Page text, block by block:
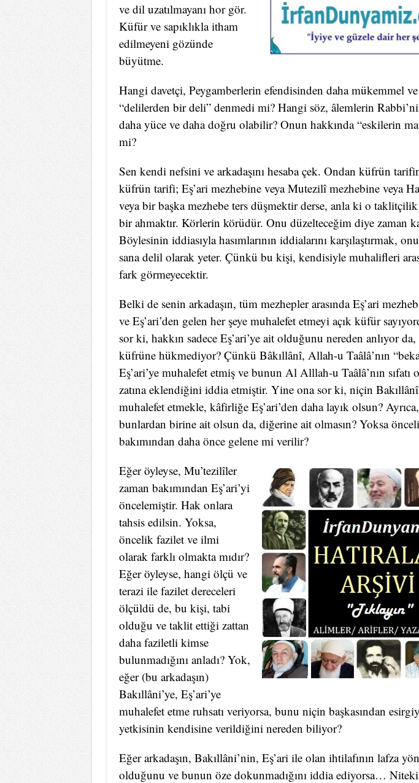
ve dil uzatılmayanı hor gör.
Küfür ve sapıklıkla itham
edilmeyeni gözünde
büyütme.
Hangi davetçi, Peygamberlerin efendisinden daha mükemmel
“delilerden bir deli” denmedi mi? Hangi söz, âlemlerin
daha yüce ve daha doğru olabilir? Onun hakkında “eskilerin
mi?
Sen kendi nefsini ve arkadaşını hesaba çek. Ondan küfrün
küfrün tarifi; Eş’ari mezhebine veya Mutezilî mezhebine veya
veya bir başka mezhebe ters düşmektir derse, anla ki o taklitçilik
bir ahmaktır. Körlerin körüdür. Onu düzelteceğim diye zaman
Böylesinin iddiasıyla hasımlarının iddialarını karşılaştırmak,
sana delil olarak yeter. Çünkü bu kişi, kendisiyle muhalifleri
fark görmeyecektir.
Belki de senin arkadaşın, tüm mezhepler arasında Eş’ari
ve Eş’ari’den gelen her şeye muhalefet etmeyi açık küfür
sor ki, hakkın sadece Eş’ari’ye ait olduğunu nereden anlıyor
küfrüne hükmediyor? Çünkü Bâkıllânî, Allah-u Taâlâ’nın
Eş’ari’ye muhalefet etmiş ve bunun Al Alllah-u Taâlâ’nın sıfatı
zatına eklendiğini iddia etmiştir. Yine ona sor ki, niçin Bakıllânî,
muhalefet etmekle, kâfirliğe Eş’ari’den daha layık olsun?
bunlardan birine ait olsun da, diğerine ait olmasın? Yoksa
bakımından daha önce gelene mi verilir?
Eğer öyleyse, Mu’tezilîler
zaman bakımından Eş’ari’yi
öncelemiştir. Hak onlara
tahsis edilsin. Yoksa,
öncelik fazilet ve ilmi
olarak farklı olmakta mıdır?
Eğer öyleyse, hangi ölçü ve
terazi ile fazilet dereceleri
ölçüldü de, bu kişi, tabi
olduğu ve taklit ettiği zattan
daha faziletli kimse
bulunmadığını anladı? Yok,
eğer (bu arkadaşın)
Bakıllâni’ye, Eş’ari’ye
muhalefet etme ruhsatı veriyorsa, bunu niçin başkasından
yetkisinin kendisine verildiğini nereden biliyor?
Eğer arkadaşın, Bakıllâni’nin, Eş’ari ile olan ihtilafının lafza
olduğunu ve bunun öze dokunmadığını iddia ediyorsa…